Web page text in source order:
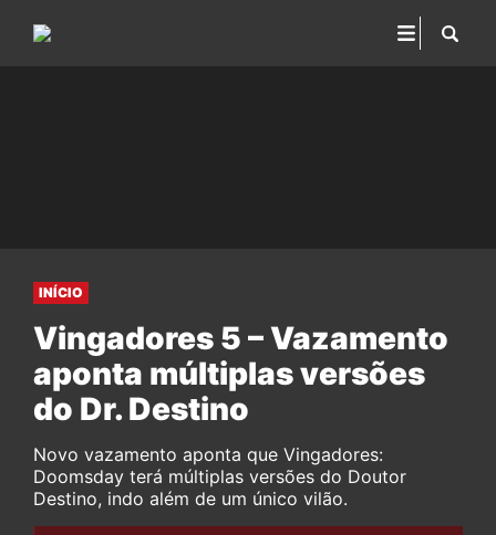
INÍCIO
Vingadores 5 – Vazamento
aponta múltiplas versões
do Dr. Destino
Novo vazamento aponta que Vingadores:
Doomsday terá múltiplas versões do Doutor
Destino, indo além de um único vilão.